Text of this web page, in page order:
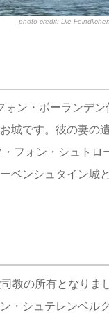
photo credit: Die
ン・ボーランデン
城です。彼の妻の
フォン・シュトロ
ベンシュタイン城
教の所有となりま
・シュテレンベル